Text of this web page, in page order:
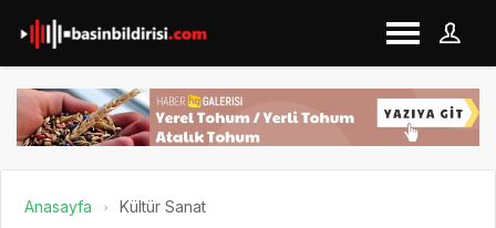
Anasayfa Kültür Sanat